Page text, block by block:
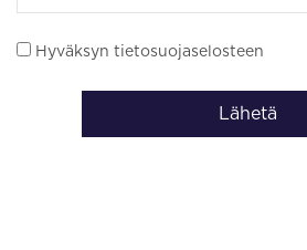
Hyväksyn tietosuojaselosteen
Lähetä